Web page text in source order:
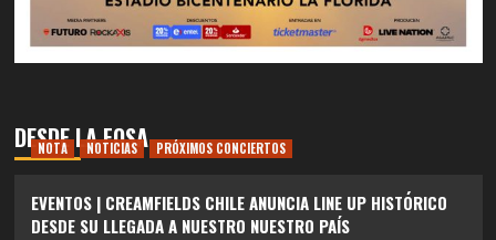
DESDE LA FOSA
NOTA NOTICIAS PRÓXIMOS CONCIERTOS
EVENTOS | CREAMFIELDS CHILE ANUNCIA LINE UP HISTÓRICO
DESDE SU LLEGADA A NUESTRO NUESTRO PAÍS